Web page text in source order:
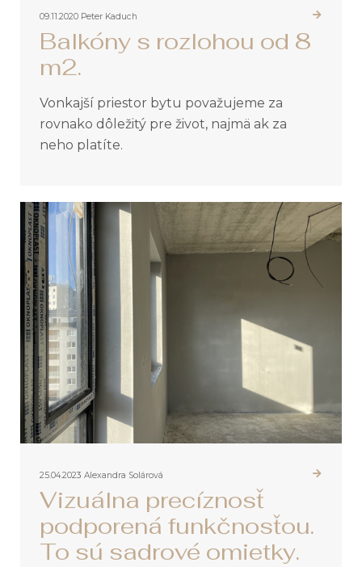
09.11.2020 Peter Kaduch
Balkóny s rozlohou od 8
m2.
Vonkajší priestor bytu považujeme za
rovnako dôležitý pre život, najmä ak za
neho platíte.
25.04.2023 Alexandra Solárová
Vizuálna precíznosť
podporená funkčnosťou.
To sú sadrové omietky.